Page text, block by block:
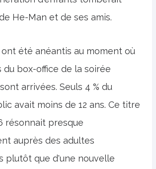
He-Man et de ses amis.
été anéantis au moment où
du box-office de la soirée
arrivées. Seuls 4 % du
avait moins de 12 ans. Ce titre
résonnait presque
auprès des adultes
plutôt que d'une nouvelle